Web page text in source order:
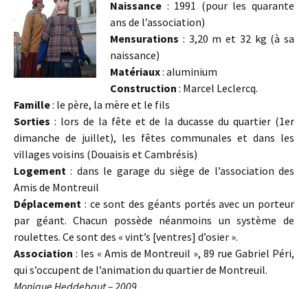
Naissance : 1991 (pour les quarante
ans de l’association)
Mensurations : 3,20 m et 32 kg (à sa
naissance)
Matériaux: aluminium
Construction : Marcel Leclercq.
Famille: le père, la mère et le fils
Sorties : lors de la fête et de la ducasse du quartier (1er
dimanche de juillet), les fêtes communales et dans les
villages voisins (Douaisis et Cambrésis)
Logement : dans le garage du siège de l’association des
Amis de Montreuil
Déplacement : ce sont des géants portés avec un porteur
par géant. Chacun possède néanmoins un système de
roulettes. Ce sont des « vint’s [ventres] d’osier ».
Association : les « Amis de Montreuil », 89 rue Gabriel Péri,
qui s’occupent de l’animation du quartier de Montreuil.
Monique Heddebaut – 2009